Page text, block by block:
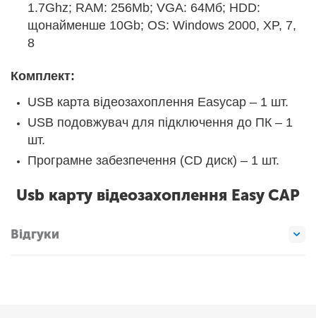
1.7Ghz; RAM: 256Mb; VGA: 64Мб; HDD:
щонайменше 10Gb; OS: Windows 2000, XP, 7,
8
Комплект:
USB карта відеозахоплення Easycap – 1 шт.
USB подовжувач для підключення до ПК – 1
шт.
Програмне забезпечення (CD диск) – 1 шт.
Usb карту відеозахоплення Easy CAP
Відгуки